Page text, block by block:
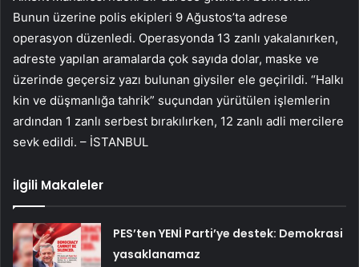
Bunun üzerine polis ekipleri 9 Ağustos’ta adrese
operasyon düzenledi. Operasyonda 13 zanlı yakalanırken,
adreste yapılan aramalarda çok sayıda dolar, maske ve
üzerinde geçersiz yazı bulunan giysiler ele geçirildi. “Halkı
kin ve düşmanlığa tahrik” suçundan yürütülen işlemlerin
ardından 1 zanlı serbest bırakılırken, 12 zanlı adli mercilere
sevk edildi. – İSTANBUL
İlgili Makaleler
PES’ten YENİ Parti’ye destek: Demokrasi
yasaklanamaz